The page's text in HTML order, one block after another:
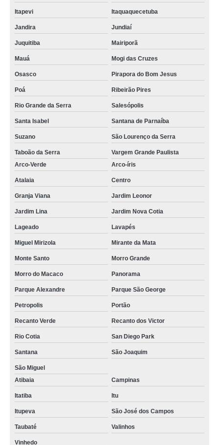
Itapevi Itaquaquecetuba
Jandira Jundiaí
Juquitiba Mairiporã
Mauá Mogi das Cruzes
Osasco Pirapora do Bom Jesus
Poá Ribeirão Pires
Rio Grande da Serra Salesópolis
Santa Isabel Santana de Parnaíba
Suzano São Lourenço da Serra
Taboão da Serra
Vargem Grande Paulista
Arco-Verde
Arco-íris
Atalaia Centro
Granja Viana Jardim Leonor
Jardim Lina Jardim Nova Cotia
Lageado Lavapés
Miguel Mirizola Mirante da Mata
Monte Santo Morro Grande
Morro do Macaco Panorama
Parque Alexandre Parque São George
Petropolis Portão
Recanto Verde Recanto dos Victor
Rio Cotia San Diego Park
Santana São Joaquim
São Miguel
Atibaia
Campinas
Itatiba Itu
Itupeva São José dos Campos
Taubaté Valinhos
Vinhedo